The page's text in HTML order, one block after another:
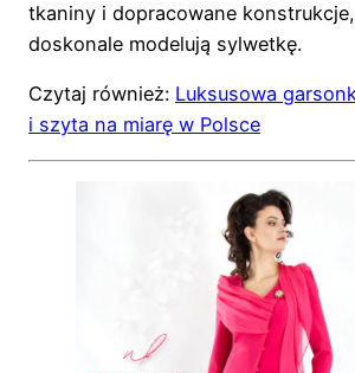
tkaniny i dopracowane
doskonale modelują sylwetkę.
Czytaj również: Luksusowa
i szyta na miarę w Polsce